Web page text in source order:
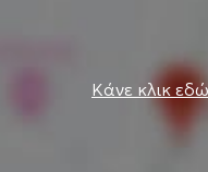
Κάνε κλικ